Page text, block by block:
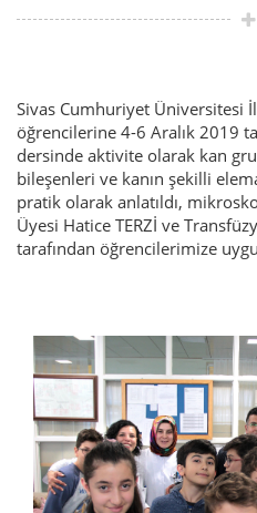
Sivas Cumhuriyet Üniversitesi
öğrencilerine 4-6 Aralık 2019
dersinde aktivite olarak kan
bileşenleri ve kanın şekilli
pratik olarak anlatıldı,
Üyesi Hatice TERZİ ve
tarafından öğrencilerimize